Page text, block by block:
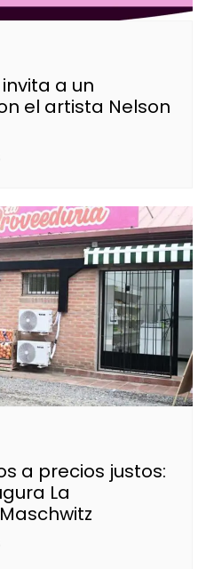
a un
el artista Nelson
a precios justos:
La